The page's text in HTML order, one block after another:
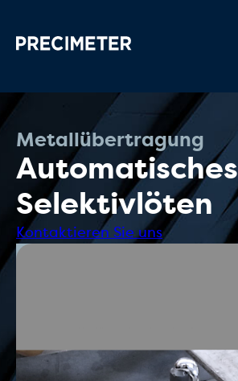
Metallübertragung
Automatisches
Selektivlöten
Kontaktieren Sie uns